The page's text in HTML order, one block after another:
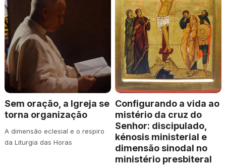
Sem oração, a Igreja se
torna organização
A dimensão eclesial e o respiro
da Liturgia das Horas
Configurando a vida ao
mistério da cruz do
Senhor: discipulado,
kénosis ministerial e
dimensão sinodal no
ministério presbiteral